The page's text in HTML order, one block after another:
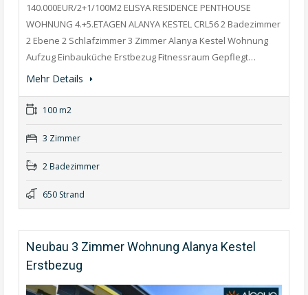
140.000EUR/2+1/100M2 ELISYA RESIDENCE PENTHOUSE
WOHNUNG 4.+5.ETAGEN ALANYA KESTEL CRL56 2 Badezimmer
2 Ebene 2 Schlafzimmer 3 Zimmer Alanya Kestel Wohnung
Aufzug Einbauküche Erstbezug Fitnessraum Gepflegt…
Mehr Details
100 m2
3 Zimmer
2 Badezimmer
650 Strand
Neubau 3 Zimmer Wohnung Alanya Kestel
Erstbezug